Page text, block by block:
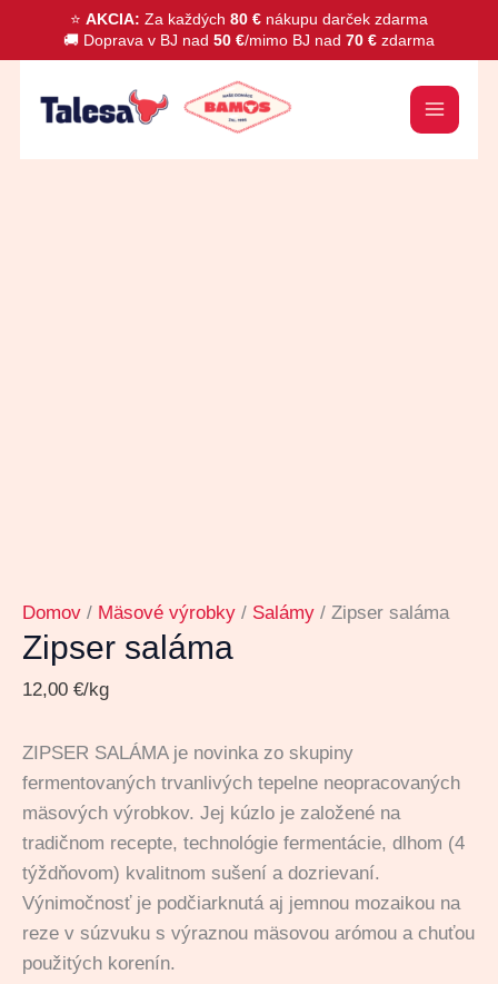
⭐ AKCIA: Za každých 80 € nákupu darček zdarma
🚚 Doprava v BJ nad 50 €/mimo BJ nad 70 € zdarma
Preskočiť
Domov / Mäsové výrobky / Salámy / Zipser saláma
Zipser saláma
12,00 €/kg
ZIPSER SALÁMA je novinka zo skupiny
fermentovaných trvanlivých tepelne neopracovaných
mäsových výrobkov. Jej kúzlo je založené na
tradičnom recepte, technológie fermentácie, dlhom (4
týždňovom) kvalitnom sušení a dozrievaní.
Výnimočnosť je podčiarknutá aj jemnou mozaikou na
reze v súzvuku s výraznou mäsovou arómou a chuťou
použitých korenín.
Zipser